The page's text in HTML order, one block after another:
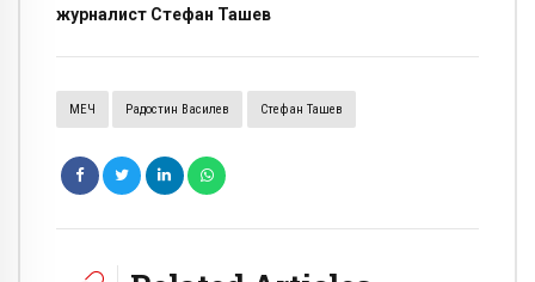
журналист Стефан Ташев
МЕЧ Радостин Василев Стефан Ташев